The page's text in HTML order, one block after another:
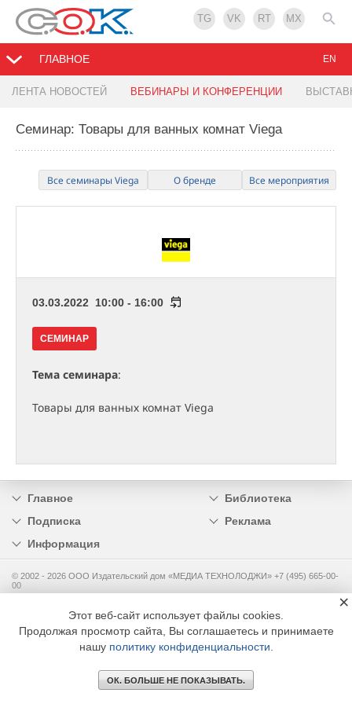
TG VK RT MX
ГЛАВНОЕ
ЛЕНТА НОВОСТЕЙ ВЕБИНАРЫ И КОНФЕРЕНЦИИ
EN
Семинар: Товары для ванных комнат Viega
Все семинары Viega О бренде Все мероприятия
03.03.2022 10:00 - 16:00
СЕМИНАР
Тема семинара:
Товары для ванных комнат Viega
Главное
Библиотека
Подписка
Реклама
Информация
© 2002 - 2026 OOO Издательский дом «МЕДИА ТЕХНОЛОДЖИ» +7 (495) 665-00-
00
Этот веб-сайт использует файлы cookies.
Продолжая просмотр сайта, Вы соглашаетесь и принимаете
нашу политику конфиденциальности
ОК. БОЛЬШЕ НЕ ПОКАЗЫВАТЬ.
×